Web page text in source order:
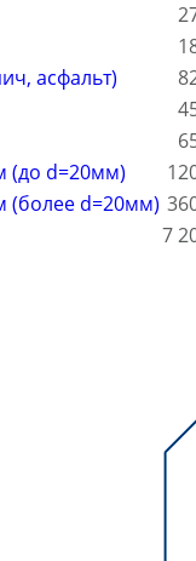
асфальт)
(до d=20мм)
(более d=20мм)
7